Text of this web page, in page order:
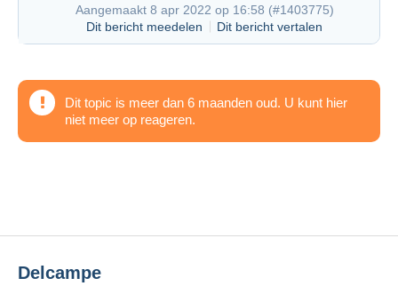
Aangemaakt 8 apr 2022 op 11:02
Aangemaakt 8 apr 2022 op 16:58 (#1403775)
Dit bericht meedelen
Dit bericht vertalen
Dit topic is meer dan 6 maanden oud. U kunt hier
niet meer op reageren.
Delcampe